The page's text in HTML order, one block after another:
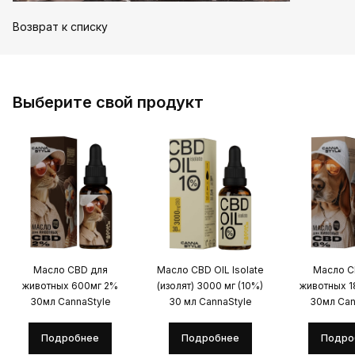
Возврат к списку
Выберите свой продукт
Масло CBD для
животных 600мг 2%
30мл CannaStyle
Подробнее
Масло CBD OIL Isolate
(изолят) 3000 мг (10%)
30 мл CannaStyle
Подробнее
Масло
животных
30мл